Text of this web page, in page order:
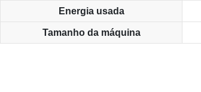
Energia usada
Tamanho da máquina